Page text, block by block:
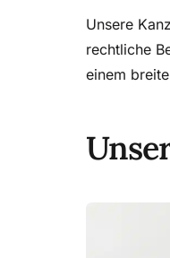
Unsere
rechtliche
einem